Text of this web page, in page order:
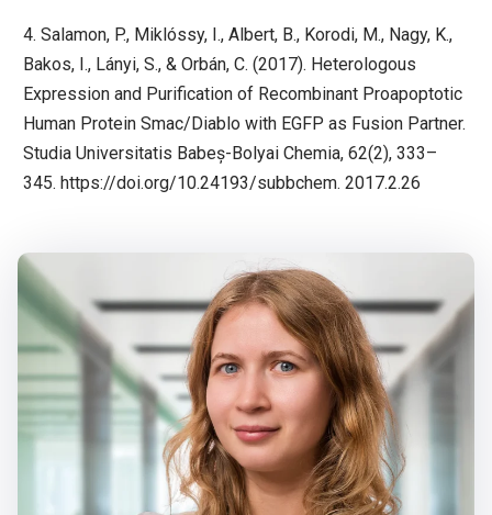
4. Salamon, P., Miklóssy, I., Albert, B., Korodi, M., Nagy, K.,
Bakos, I., Lányi, S., & Orbán, C. (2017). Heterologous
Expression and Purification of Recombinant Proapoptotic
Human Protein Smac/Diablo with EGFP as Fusion Partner.
Studia Universitatis Babeș-Bolyai Chemia, 62(2), 333–
345. https://doi.org/10.24193/subbchem. 2017.2.26